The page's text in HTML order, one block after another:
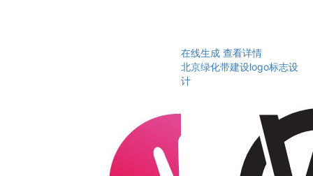
在线生成 查看详情
北京绿化带建设logo标志设
计